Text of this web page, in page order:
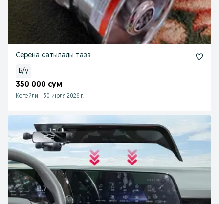
Серена сатылады таза
Б/у
350 000 сум
Кегейли - 30 июля 2026 г.